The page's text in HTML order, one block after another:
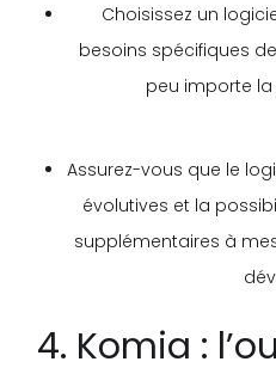
Choisissez un
besoins spécifiques
peu importe la
Assurez-vous que le
évolutives et la
supplémentaires à
4. Komia :